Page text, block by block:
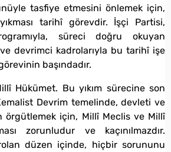
tasfiye etmesini önlemek için,
tarihî görevdir. İşçi Partisi,
süreci doğru okuyan
devrimci kadrolarıyla bu tarihî işe
başındadır.
Hükümet. Bu yıkım sürecine son
Devrim temelinde, devleti ve
örgütlemek için, Millî Meclis ve Millî
zorunludur ve kaçınılmazdır.
düzen içinde, hiçbir sorununu